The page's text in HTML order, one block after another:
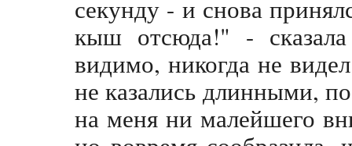
секунду - и снова
кыш отсюда!" -
видимо, никогда не
не казались длинными,
на меня ни малейшего